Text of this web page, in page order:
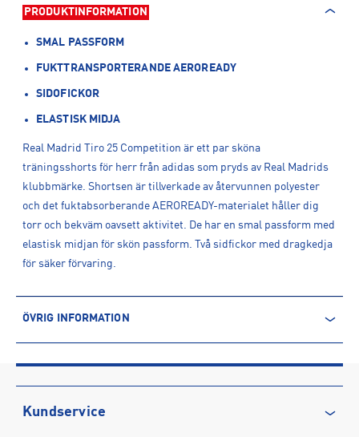
PRODUKTINFORMATION
SMAL PASSFORM
FUKTTRANSPORTERANDE AEROREADY
SIDOFICKOR
ELASTISK MIDJA
Real Madrid Tiro 25 Competition är ett par sköna
träningsshorts för herr från adidas som pryds av Real Madrids
klubbmärke. Shortsen är tillverkade av återvunnen polyester
och det fuktabsorberande AEROREADY-materialet håller dig
torr och bekväm oavsett aktivitet. De har en smal passform med
elastisk midjan för skön passform. Två sidfickor med dragkedja
för säker förvaring.
ÖVRIG INFORMATION
Produktnummer: 1597401
Leverantörens produktnummer: JP4030
Artikelnummer: 159740101-BLUBIR
Kundservice